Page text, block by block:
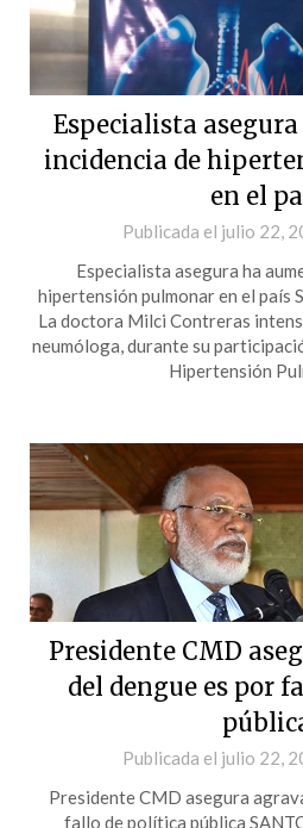
Especialista
incidencia de
en el
Publicada el julio 22,
Especialista asegura ha
hipertensión pulmonar en el país
La doctora Milci Contreras
neumóloga, durante su
Hipertensión
Presidente CMD
del dengue es por
Publicada el julio 22,
Presidente CMD asegura
fallo de política pública